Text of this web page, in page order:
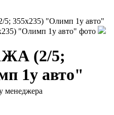
355х235) "Олимп 1у авто"
(2/5;
1у авто"
менеджера